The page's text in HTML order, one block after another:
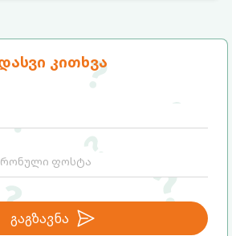
კითხვა
გაგზავნა
დაგჭირდებათ, რომლებიც